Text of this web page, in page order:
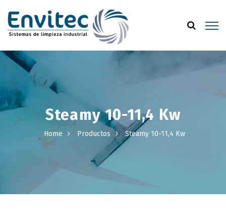
Steamy 10-11,4 Kw
Home Productos Steamy 10-11,4 Kw